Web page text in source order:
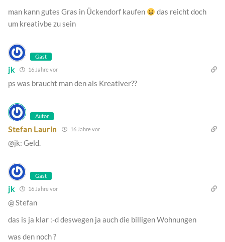
man kann gutes Gras in Ückendorf kaufen
das reicht doch
um kreativbe zu sein
Gast
jk 16 Jahre vor
ps was braucht man den als Kreativer??
Autor
Stefan Laurin 16 Jahre vor
@jk: Geld.
Gast
jk 16 Jahre vor
@ Stefan
das is ja klar :-d deswegen ja auch die billigen Wohnungen
was den noch ?